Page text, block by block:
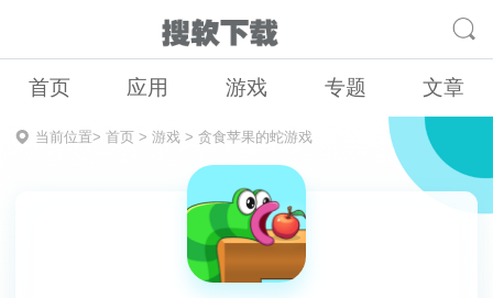
首页 应用 游戏 专题 文章
当前位置> 首页> 游戏> 贪食苹果的蛇游戏